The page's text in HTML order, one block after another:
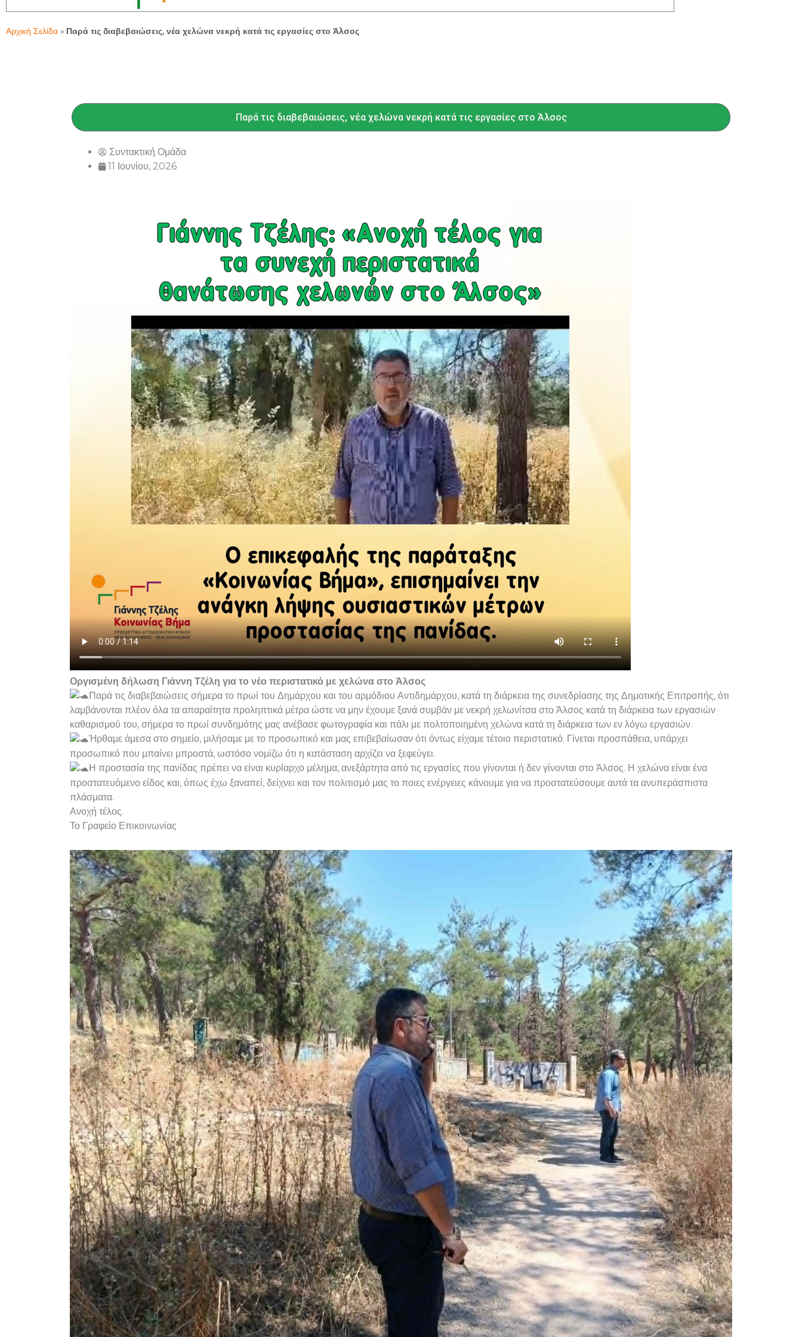
Αρχική Σελίδα » Παρά τις διαβεβαιώσεις, νέα χελώνα νεκρή κατά τις εργασίες στο Άλσος
Παρά τις διαβεβαιώσεις, νέα χελώνα νεκρή κατά τις εργασίες στο Άλσος
Συντακτική Ομάδα
11 Ιουνίου, 2026
Οργισμένη δήλωση Γιάννη Τζέλη για το νέο περιστατικό με χελώνα στο Άλσος
Παρά τις διαβεβαιώσεις σήμερα το πρωί του Δημάρχου και του αρμόδιου Αντιδημάρχου, κατά τη διάρκεια της συνεδρίασης της Δημοτικής Επιτροπής, ότι
λαμβάνονται πλέον όλα τα απαραίτητα προληπτικά μέτρα ώστε να μην έχουμε ξανά συμβάν με νεκρή χελωνίτσα στο Άλσος κατά τη διάρκεια των εργασιών
καθαρισμού του, σήμερα το πρωί συνδημότης μας ανέβασε φωτογραφία και πάλι με πολτοποιημένη χελώνα κατά τη διάρκεια των εν λόγω εργασιών.
Ήρθαμε άμεσα στο σημείο, μιλήσαμε με το προσωπικό και μας επιβεβαίωσαν ότι όντως είχαμε τέτοιο περιστατικό. Γίνεται προσπάθεια, υπάρχει
προσωπικό που μπαίνει μπροστά, ωστόσο νομίζω ότι η κατάσταση αρχίζει να ξεφεύγει.
Η προστασία της πανίδας πρέπει να είναι κυρίαρχο μέλημα, ανεξάρτητα από τις εργασίες που γίνονται ή δεν γίνονται στο Άλσος. Η χελώνα είναι ένα
προστατευόμενο είδος και, όπως έχω ξαναπεί, δείχνει και τον πολιτισμό μας το ποιες ενέργειες κάνουμε για να προστατεύσουμε αυτά τα ανυπεράσπιστα
πλάσματα.
Ανοχή τέλος.
Το Γραφείο Επικοινωνίας